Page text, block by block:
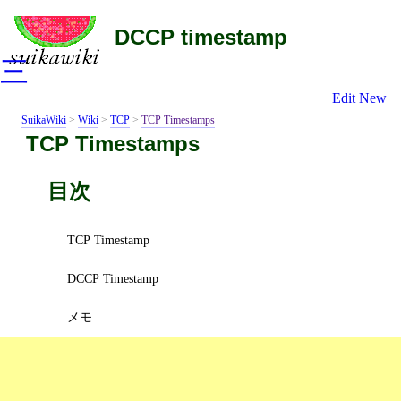
DCCP timestamp
Edit New
SuikaWiki > Wiki > TCP > TCP Timestamps
TCP Timestamps
目次
TCP Timestamp
DCCP Timestamp
メモ
三